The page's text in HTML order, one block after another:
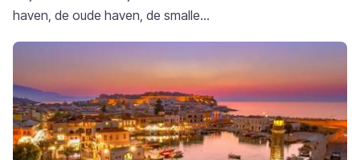
haven, de oude haven, de smalle...